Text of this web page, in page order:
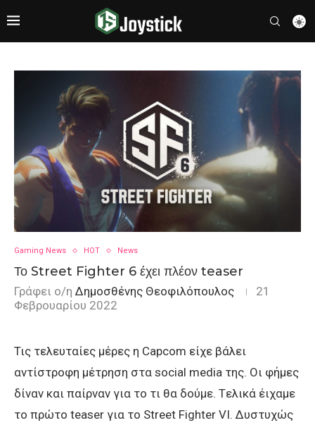
Gaming News HOT News
Το Street Fighter 6 έχει πλέον teaser
Γράφει ο/η Δημοσθένης Θεοφιλόπουλος
21
Φεβρουαρίου 2022
Τις τελευταίες μέρες η Capcom είχε βάλει
αντίστροφη μέτρηση στα social media της. Οι φήμες
δίναν και παίρναν για το τι θα δούμε. Tελικά έιχαμε
το πρώτο teaser για το Street Fighter VI. Δυστυχώς